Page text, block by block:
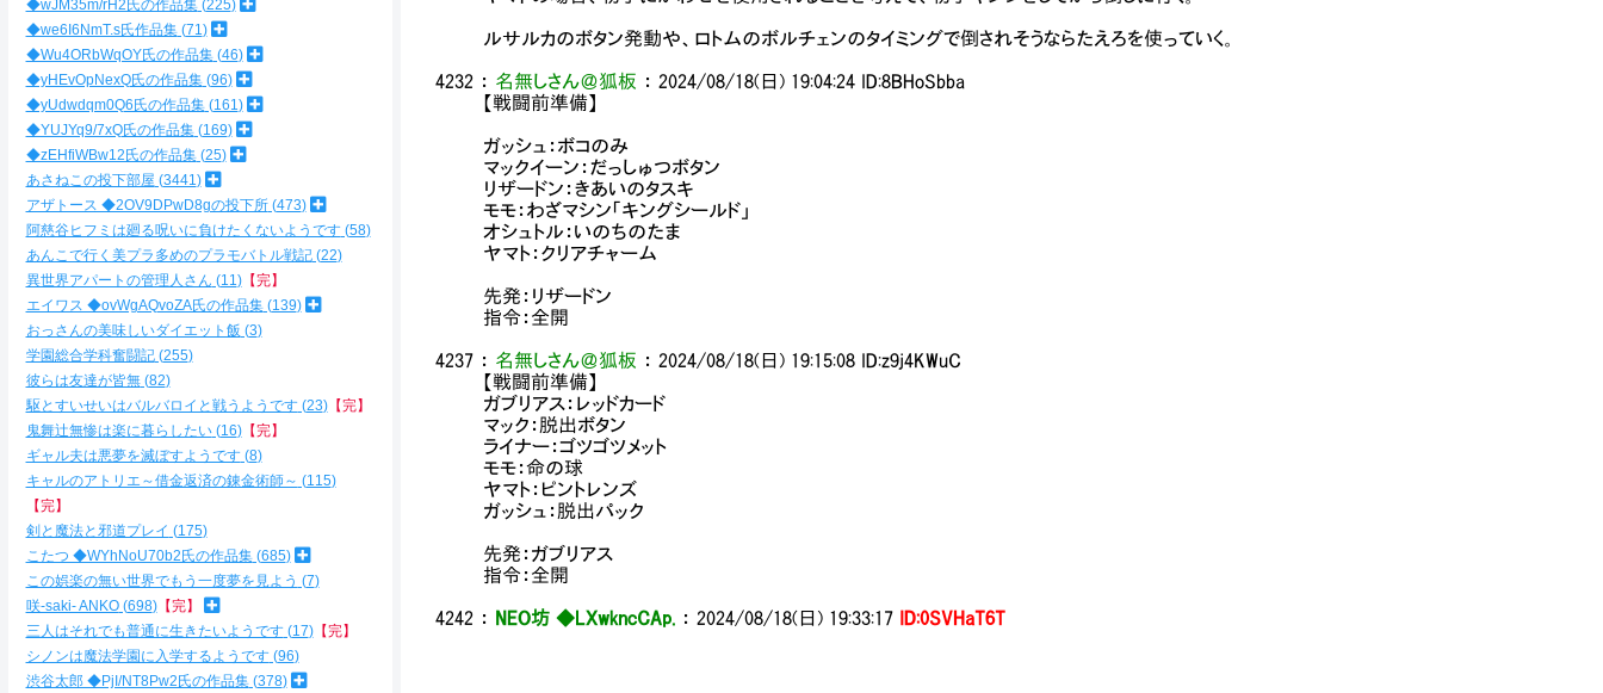
ルサルカのボタン発動や、ロトムのボルチェンのタイミングで倒されそうならたえろを使っていく。
4232 ： 名無しさん＠狐板 ： 2024/08/18(日) 19:04:24 ID:8BHoSbba
【戦闘前準備】
ガッシュ：ボコのみ
マックイーン：だっしゅつボタン
リザードン：きあいのタスキ
モモ：わざマシン「キングシールド」
オシュトル：いのちのたま
ヤマト：クリアチャーム
先発：リザードン
指令：全開
4237 ： 名無しさん＠狐板 ： 2024/08/18(日) 19:15:08 ID:z9j4KWuC
【戦闘前準備】
ガブリアス：レッドカード
マック：脱出ボタン
ライナー：ゴツゴツメット
モモ：命の球
ヤマト：ピントレンズ
ガッシュ：脱出パック
先発：ガブリアス
指令：全開
4242 ： NEO坊 ◆LXwkncCAp. ： 2024/08/18(日) 19:33:17 ID:0SVHaT6T
◆wJM35m/rH2氏の作品集 225
◆we6I6NmT.s氏作品集 71
◆Wu4ORbWqOY氏の作品集 46
◆yHEvOpNexQ氏の作品集 96
◆yUdwdqm0Q6氏の作品集 161
◆YUJYq9/7xQ氏の作品集 169
◆zEHfiWBw12氏の作品集 25
あさねこの投下部屋 3441
アザトース ◆2OV9DPwD8gの投下所 473
阿慈谷ヒフミは廻る呪いに負けたくないようです 58
あんこで行く美プラ多めのプラモバトル戦記 22
異世界アパートの管理人さん 11 【完】
エイワス ◆ovWgAQvoZA氏の作品集 139
おっさんの美味しいダイエット飯 3
学園総合学科奮闘記 255
彼らは友達が皆無 82
駆とすいせいはバルバロイと戦うようです 23 【完】
鬼舞辻無惨は楽に暮らしたい 16 【完】
ギャル夫は悪夢を滅ぼすようです 8
キャルのアトリエ～借金返済の錬金術師～
115
【完】
剣と魔法と邪道プレイ
175
こたつ ◆WYhNoU70b2氏の作品集 685
この娯楽の無い世界でもう一度夢を見よう
7
咲-saki- ANKO 698 【完】
三人はそれでも普通に生きたいようです 17 【完】
シノンは魔法学園に入学するようです 96
渋谷太郎 ◆PjI/NT8Pw2氏の作品集 378